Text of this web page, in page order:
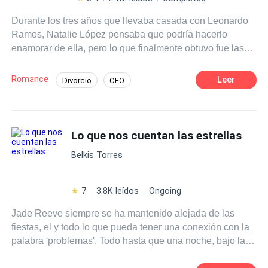
Durante los tres años que llevaba casada con Leonardo
Ramos, Natalie López pensaba que podría hacerlo
enamorar de ella, pero lo que finalmente obtuvo fue las
Finalmente, Natalie se rindió, decidiendo liberarlo y
liberarse a sí misma. Sin embargo, cuando entregó el
divorcio a menos que yo muera! Mirando lo furioso que
estaba, los ojos de Natalie no se mostraban nada más
que indiferencia. —Leonardo, entre Matilda y yo, sólo
Pero cuando realmente perdió a Natalie, se dio cuenta de
Romance Divorcio CEO
Comedia Diferencia de Edad
Leer
Lo que nos cuentan las estrellas
Belkis Torres
7 3.8K leídos Ongoing
Jade Reeve siempre se ha mantenido alejada de las
fiestas, el y todo lo que pueda tener una conexión con la
palabra 'problemas'. Todo hasta que una noche, bajo la